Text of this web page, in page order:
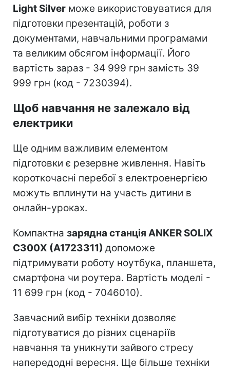
Light Silver може використовуватися для
підготовки презентацій, роботи з
документами, навчальними програмами
та великим обсягом інформації. Його
вартість зараз - 34 999 грн замість 39
999 грн (код - 7230394).
Щоб навчання не залежало від
електрики
Ще одним важливим елементом
підготовки є резервне живлення. Навіть
короткочасні перебої з електроенергією
можуть вплинути на участь дитини в
онлайн-уроках.
Компактна зарядна станція ANKER SOLIX
C300X (A1723311) допоможе
підтримувати роботу ноутбука, планшета,
смартфона чи роутера. Вартість моделі -
11 699 грн (код - 7046010).
Завчасний вибір техніки дозволяє
підготуватися до різних сценаріїв
навчання та уникнути зайвого стресу
напередодні вересня. Ще більше техніки